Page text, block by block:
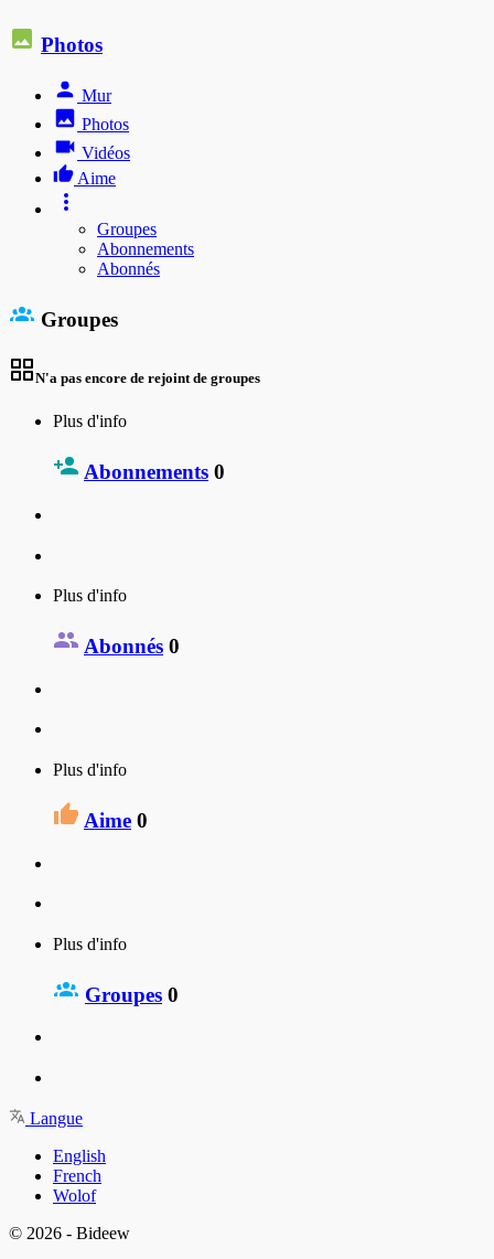
Photos
Mur
Photos
Vidéos
Aime
Groupes
Abonnements
Abonnés
Groupes
N'a pas encore de rejoint de groupes
Plus d'info
Abonnements 0
Plus d'info
Abonnés 0
Plus d'info
Aime 0
Plus d'info
Groupes 0
Langue
English
French
Wolof
© 2026 - Bideew